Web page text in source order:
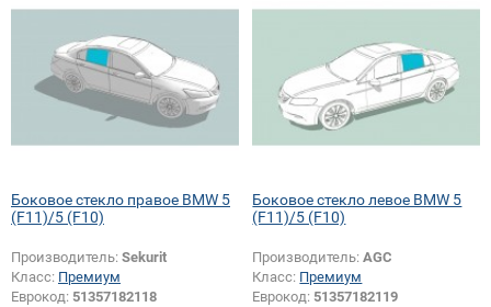
Боковое стекло правое BMW 5
(F11)/5 (F10)
Производитель: Sekurit
Класс: Премиум
Еврокод: 51357182118
Боковое стекло левое BMW 5
(F11)/5 (F10)
Производитель:AGC
Класс: Премиум
Еврокод: 51357182119